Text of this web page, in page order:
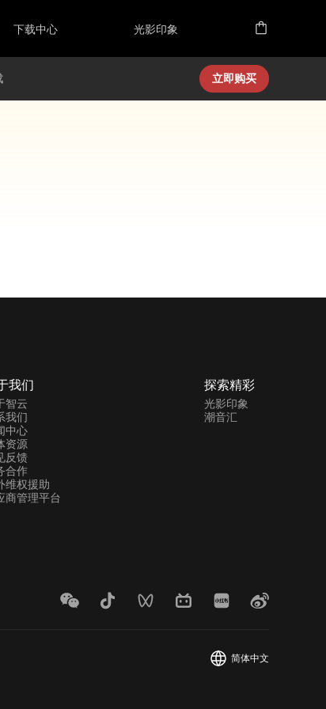
下载中心 光影印象
立即购买
我们
智云
我们
中心
资源
反馈
合作
维权援助
商管理平台
探索精彩
光影印象
潮音汇
简体中文